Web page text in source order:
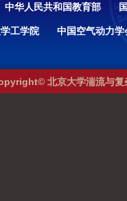
中华人民共和国教育部
工学院 中国空气动力学
北京大学湍流与